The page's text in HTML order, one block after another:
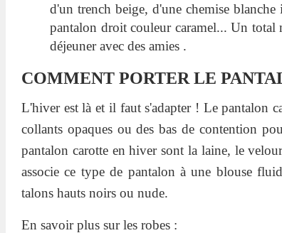
d'un trench beige, d'une chemise
pantalon droit couleur caramel... Un total
déjeuner avec des amies .
COMMENT PORTER LE
L'hiver est là et il faut s'adapter ! Le pantalon
collants opaques ou des bas de contention
pantalon carotte en hiver sont la laine, le
associe ce type de pantalon à une blouse
talons hauts noirs ou nude.
En savoir plus sur les robes :